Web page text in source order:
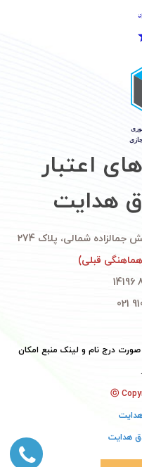
اعتبار
هدایت
شمالی، پلاک 274
قبلی)
درج نام و لینک منبع امکان
هدایت